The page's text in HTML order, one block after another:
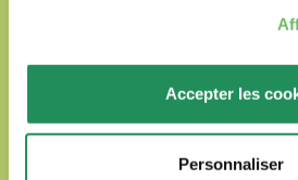
Accepter les
Personnaliser
formulés sans
formulés sans OGM ni